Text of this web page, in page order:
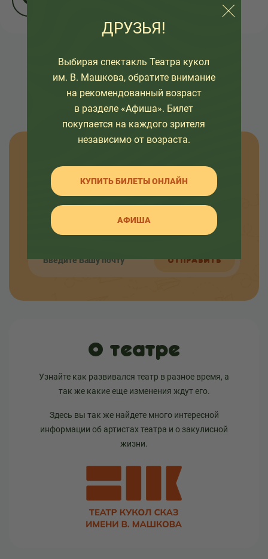
НАЗАД К СПИСКУ
Узнавайте новости
Оставьте свой емайл, чтобы узнавать первыми
о премьерах спектаклей, наших проектах и
интересных событиях в жизни театра.
ОТПРАВИТЬ
О театре
Узнайте как развивался театр в разное время, а
так же какие еще изменения ждут его.
Здесь вы так же найдете много интересной
информации об артистах театра и о закулисной
жизни.
ДРУЗЬЯ!
Выбирая спектакль Театра кукол
им. В. Машкова, обратите внимание
на рекомендованный возраст
в разделе «Афиша». Билет
покупается на каждого зрителя
независимо от возраста.
КУПИТЬ БИЛЕТЫ ОНЛАЙН
АФИША